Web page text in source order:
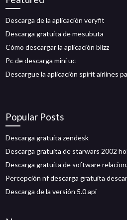
Descarga de la aplicación veryfit
Descarga gratuita de mesubuta
Cómo descargar la aplicación blizz
Pc de descarga mini uc
Descargue la aplicación spirit airlines
Popular Posts
Descarga gratuita zendesk
Descarga gratuita de starwars 2002
Descarga gratuita de software
Percepción nf descarga gratuita
Descarga de la versión 5.0 api